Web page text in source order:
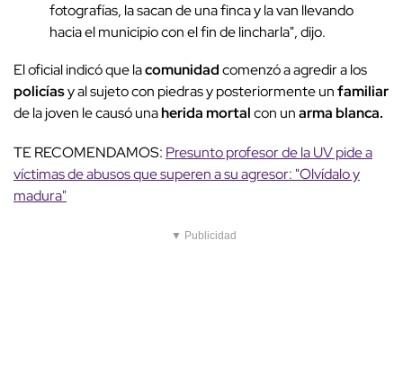
fotografías, la sacan de una finca y la van llevando
hacia el municipio con el fin de lincharla", dijo.
El oficial indicó que lacomunidadcomenzó a agredir a los
policíasy al sujeto con piedras y posteriormente unfamiliar
de la joven le causó unaherida mortalcon unarma blanca.
TE RECOMENDAMOS: Presunto profesor de la UV pide a
víctimas de abusos que superen a su agresor: "Olvídalo y
madura"
▼ Publicidad